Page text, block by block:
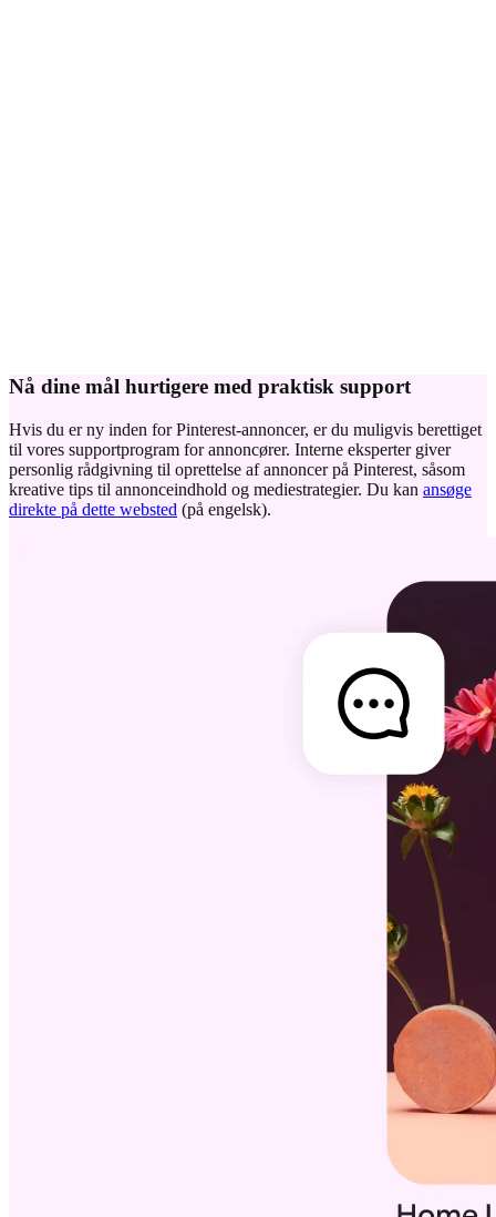
Nå dine mål hurtigere med praktisk support
Hvis du er ny inden for Pinterest-annoncer, er du muligvis berettiget
til vores supportprogram for annoncører. Interne eksperter giver
personlig rådgivning til oprettelse af annoncer på Pinterest, såsom
kreative tips til annonceindhold og mediestrategier. Du kan ansøge
direkte på dette websted (på engelsk).